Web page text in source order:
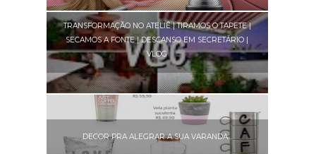
TRANSFORMAÇÃO NO ATELIÊ | TIRAMOS O TAPETE |
SECAMOS A FONTE | DESCANSO EM SECRETÁRIO |
VLOG
DECOR PRA ALEGRAR A SUA VARANDA...